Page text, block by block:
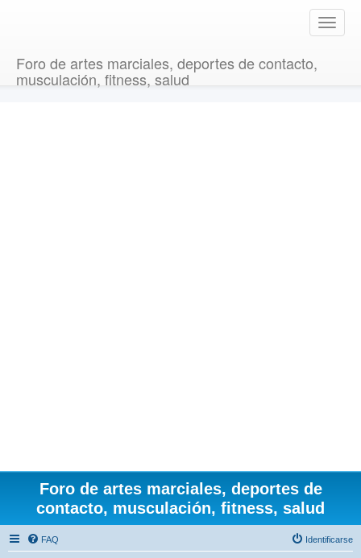
T
o
Foro de artes marciales, deportes de contacto,
musculación, fitness, salud
Foro de artes marciales, deportes de
contacto, musculación, fitness, salud
FAQ Identificarse